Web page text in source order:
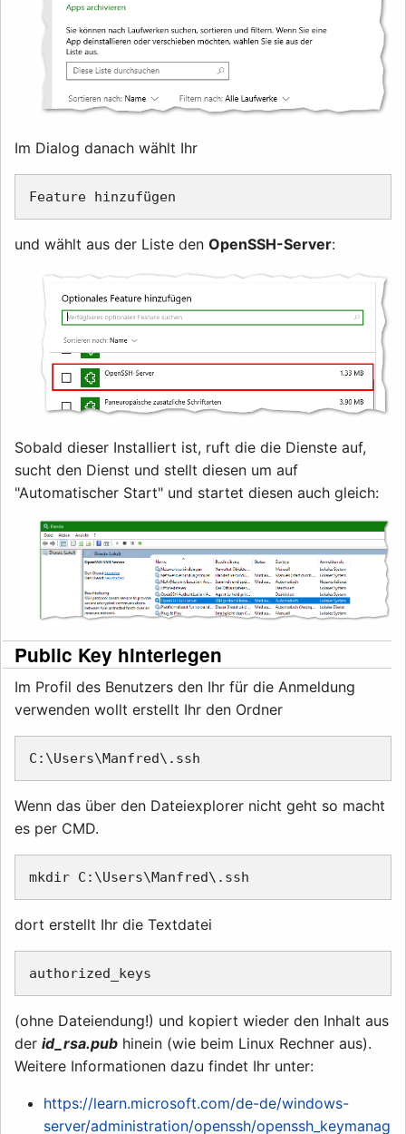
Im Dialog danach wählt Ihr
und wählt aus der Liste den OpenSSH-Server:
Sobald dieser Installiert ist, ruft die die Dienste auf,
sucht den Dienst und stellt diesen um auf
"Automatischer Start" und startet diesen auch gleich:
Public Key hinterlegen
Im Profil des Benutzers den Ihr für die Anmeldung
verwenden wollt erstellt Ihr den Ordner
Wenn das über den Dateiexplorer nicht geht so macht
es per CMD.
dort erstellt Ihr die Textdatei
(ohne Dateiendung!) und kopiert wieder den Inhalt aus
der id_rsa.pub hinein (wie beim Linux Rechner aus).
Weitere Informationen dazu findet Ihr unter:
https://learn.microsoft.com/de-de/windows-
server/administration/openssh/openssh_keymanag